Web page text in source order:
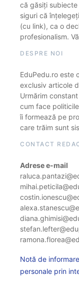
că găsiți
siguri că
(cu link), ca o
profesionalism.
DESPRE NOI
EduPedu.ro este
exclusiv articole
Urmărim
cum face
îi formează pe
care trăim sunt
CONTACT
Adrese e-mail
Notă de
personale prin